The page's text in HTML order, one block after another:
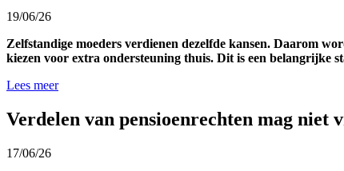
19/06/26
Zelfstandige moeders verdienen dezelfde kansen. Daarom
kiezen voor extra ondersteuning thuis. Dit is een belangrijke
Lees meer
Verdelen van pensioenrechten mag
17/06/26